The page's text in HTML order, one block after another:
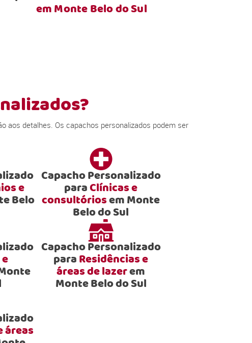
em Monte Belo do Sul
aos detalhes. Os capachos personalizados podem ser
e
Belo
Capacho Personalizado
paraClínicas e
consultóriosem Monte
Belo do Sul
Capacho Personalizado
paraResidências e
áreas de lazerem
Monte Belo do Sul
áreas